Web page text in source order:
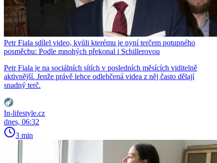
Petr Fiala sdílel video, kvůli kterému je nyní terčem potupného
posměchu: Podle mnohých překonal i Schillerovou
Petr Fiala je na sociálních sítích v posledních měsících viditelně
aktivnější. Jenže právě lehce odlehčená videa z něj často dělají
snadný terč.
In-lifestyle.cz
dnes, 06:32
3 min